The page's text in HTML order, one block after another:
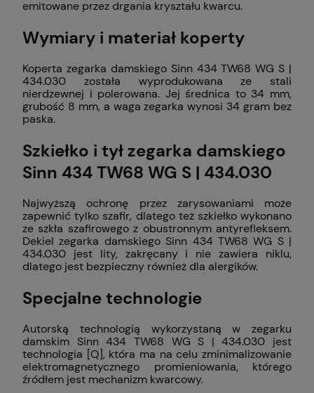
emitowane przez drgania kryształu kwarcu.
Wymiary i materiał koperty
Koperta zegarka damskiego Sinn 434 TW68 WG S |
434.030 została wyprodukowana ze stali
nierdzewnej i polerowana. Jej średnica to 34 mm,
grubość 8 mm, a waga zegarka wynosi 34 gram bez
paska.
Szkiełko i tył zegarka damskiego
Sinn 434 TW68 WG S | 434.030
Najwyższą ochronę przez zarysowaniami może
zapewnić tylko szafir, dlatego też szkiełko wykonano
ze szkła szafirowego z obustronnym antyrefleksem.
Dekiel zegarka damskiego Sinn 434 TW68 WG S |
434.030 jest lity, zakręcany i nie zawiera niklu,
dlatego jest bezpieczny również dla alergików.
Specjalne technologie
Autorską technologią wykorzystaną w zegarku
damskim Sinn 434 TW68 WG S | 434.030 jest
technologia [Q], która ma na celu zminimalizowanie
elektromagnetycznego promieniowania, którego
źródłem jest mechanizm kwarcowy.